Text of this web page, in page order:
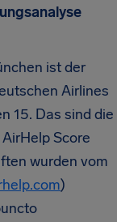
ist der
Airlines
15. Das sind die
Score
wurden vom
)